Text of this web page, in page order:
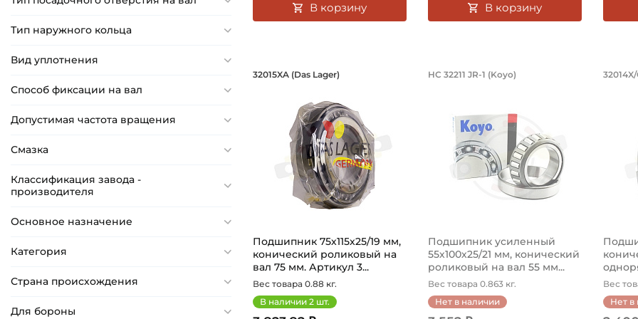
19,842 мм
21,501 мм
22 мм
23 мм
25,4 мм
Тип наружного кольца
Вид уплотнения
Способ фиксации на вал
Допустимая частота вращения
Смазка
Классификация завода -
производителя
Основное назначение
Категория
Страна происхождения
Для бороны
В корзину В корзину
Подшипник 75х115х25/19 мм, конический
Подшипник 32015XA Das Lager конический роликовый
32015XA (Das Lager)
Подшипник 75х115х25/19 мм,
конический роликовый на
вал 75 мм. Артикул 3...
Вес товара 0.88 кг.
В наличии 2 шт.
Подшипник усиленный
Подшипник HC 32211 JR-1 Koyo
HC 32211 JR-1 (Koyo)
Подшипник усиленный
55х100х25/21 мм, конический
роликовый на вал 55 мм...
Вес товара 0.863 кг.
Нет в наличии
Вес
Нет в